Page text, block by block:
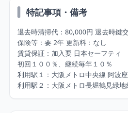
特記事項・備考
退去時清掃代：80,000円 退去時鍵
保険等：要 2年 更新料：なし
賃貸保証：加⼊要 ⽇本セーフティ
初回１００％、継続毎年１０％
利⽤駅１：⼤阪メトロ中央線 阿波
利⽤駅２：⼤阪メトロ⻑堀鶴⾒緑